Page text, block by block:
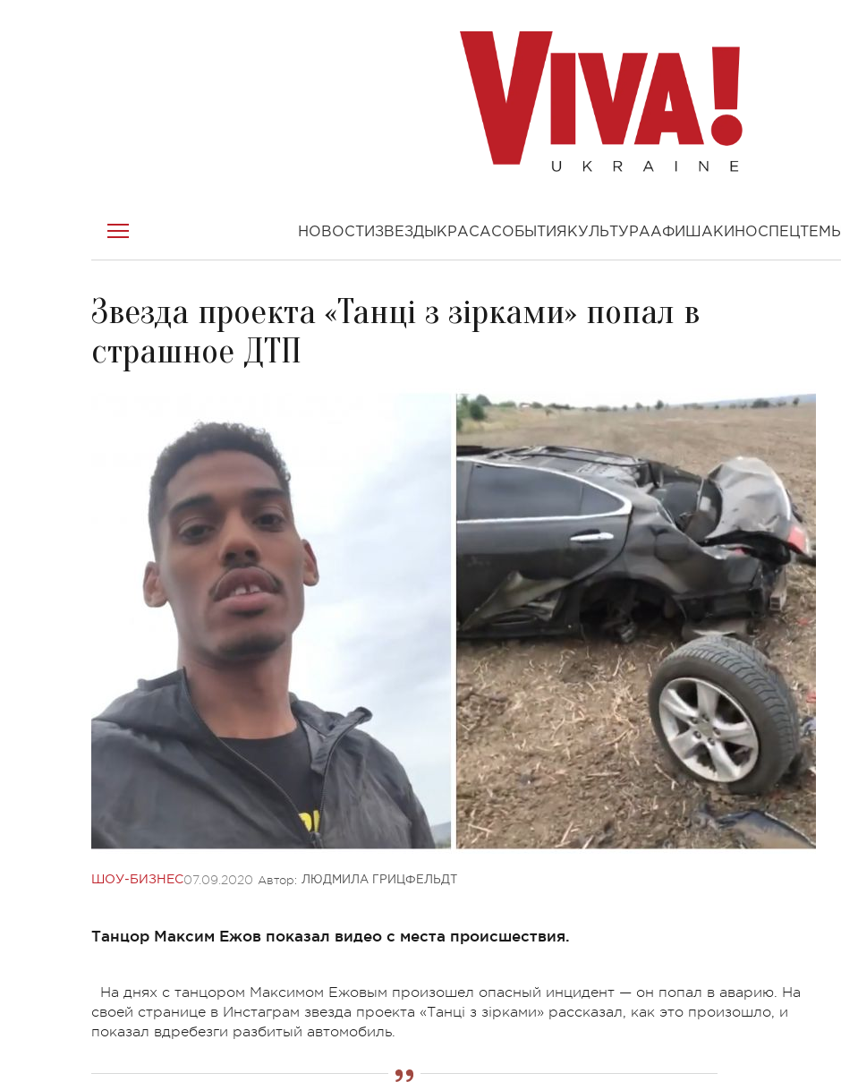
НОВОСТИ ЗВЕЗДЫ КРАСАСОБЫТИЯ КУЛЬТУРААФИША КИНОСПЕЦТЕМЫ
Звезда проекта «Танці з зірками» попал в
страшное ДТП
ШОУ-БИЗНЕС07.09.2020 Автор: ЛЮДМИЛА ГРИЦФЕЛЬДТ
Танцор Максим Ежов показал видео с места происшествия.
На днях с танцором Максимом Ежовым произошел опасный инцидент — он попал в аварию. На
своей странице в Инстаграм звезда проекта «Танці з зірками» рассказал, как это произошло, и
показал вдребезги разбитый автомобиль.